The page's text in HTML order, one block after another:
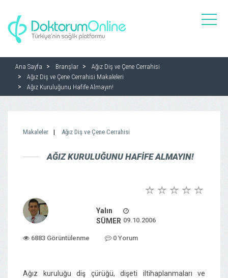
toggle
Ana Sayfa Branşlar
Ağız Diş ve Çene Cerrahisi
Ağız Diş ve Çene Cerrahisi Makaleleri
Ağız Kuruluğunu Hafife Almayın!
Makaleler Ağız Diş ve Çene Cerrahisi
AĞIZ KURULUĞUNU HAFIFE ALMAYIN!
Yalın
SÜMER 09.10.2006
6883 Görüntülenme 0 Yorum
Ağız kuruluğu diş çürüğü, dişeti iltihaplanmaları ve